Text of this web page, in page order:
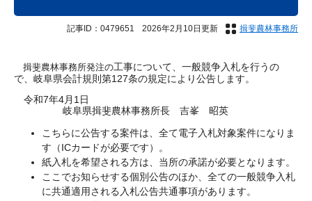
記事ID：0479651 2026年2月10日更新 揖斐農林事務所
揖斐農林事務所発注の工事について、一般競争入札を行うの
で、岐阜県会計規則第127条の規定により公告します。
令和7年4月1日
岐阜県揖斐農林事務所長 吉峯 昭英
こちらに公告する案件は、全て電子入札対象案件になりま
す（ICカードが必要です）。
紙入札を希望される方は、当所の承諾が必要となります。
ここでお知らせする個別公告のほか、全ての一般競争入札
に共通適用される入札公告共通事項があります。